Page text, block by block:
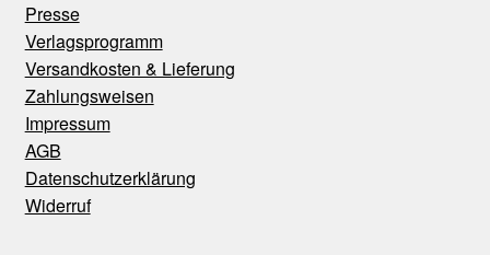
Presse
Verlagsprogramm
Versandkosten & Lieferung
Zahlungsweisen
Impressum
AGB
Datenschutzerklärung
Widerruf